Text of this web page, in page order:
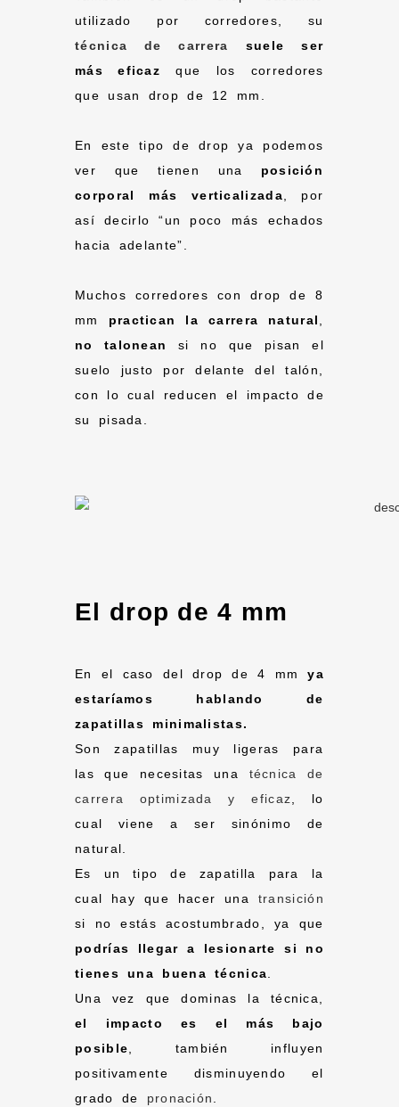
utilizado por corredores, su
técnica de carrera
suele ser
más eficaz
que los corredores
que usan drop de 12 mm.
En este tipo de drop ya podemos
ver que tienen una
posición
corporal más verticalizada , por
así decirlo “un poco más echados
hacia adelante”.
Muchos corredores con drop de 8
mm
practican la carrera natural
no talonean
si no que pisan el
suelo justo por delante del talón,
con lo cual reducen el impacto de
su pisada.
El drop de 4 mm
En el caso del drop de 4 mmya
estaríamos hablando de
zapatillas minimalistas.
Son zapatillas muy ligeras para
las que necesitas una técnica de
carrera optimizada y eficaz, lo
cual viene a ser sinónimo de
natural.
Es un tipo de zapatilla para la
cual hay que hacer una transición
si no estás acostumbrado, ya que
podrías llegar a lesionarte si no
tienes una buena técnica.
Una vez que dominas la técnica,
el impacto es el más bajo
posible, también influyen
positivamente disminuyendo el
grado de pronación.